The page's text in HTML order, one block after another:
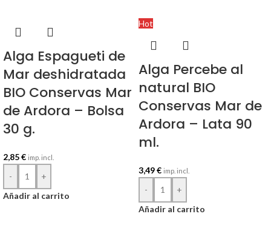
Alga Espagueti de
Mar deshidratada
BIO Conservas Mar
de Ardora – Bolsa
30 g.
2,85€ imp. incl.
-
+
Añadir al carrito
Hot
Alga Percebe al
natural BIO
Conservas Mar de
Ardora – Lata 90
ml.
3,49€ imp. incl.
-
+
Añadir al carrito